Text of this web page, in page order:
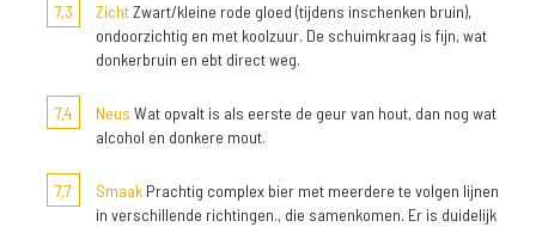
7,3
ZichtZwart/kleine rode gloed (tijdens inschenken bruin),
ondoorzichtig en met koolzuur. De schuimkraag is fijn, wat
donkerbruin en ebt direct weg.
7,4 Neus Wat opvalt is als eerste de geur van hout, dan nog wat
alcohol en donkere mout.
7,7 Smaak Prachtig complex bier met meerdere te volgen lijnen
in verschillende richtingen., die samenkomen. Er is duidelijk